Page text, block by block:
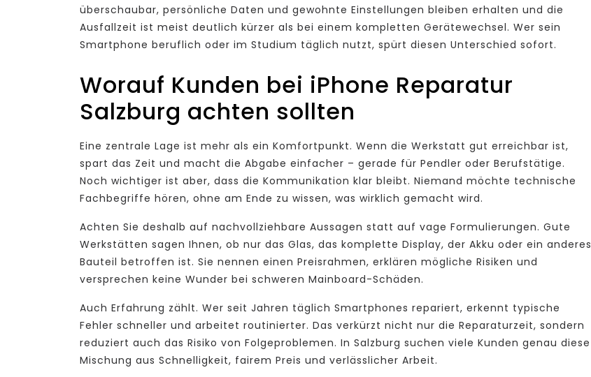
überschaubar, persönliche Daten und gewohnte Einstellungen bleiben erhalten und die
Ausfallzeit ist meist deutlich kürzer als bei einem kompletten Gerätewechsel. Wer sein
Smartphone beruflich oder im Studium täglich nutzt, spürt diesen Unterschied sofort.
Worauf Kunden bei iPhone Reparatur
Salzburg achten sollten
Eine zentrale Lage ist mehr als ein Komfortpunkt. Wenn die Werkstatt gut erreichbar ist,
spart das Zeit und macht die Abgabe einfacher – gerade für Pendler oder Berufstätige.
Noch wichtiger ist aber, dass die Kommunikation klar bleibt. Niemand möchte technische
Fachbegriffe hören, ohne am Ende zu wissen, was wirklich gemacht wird.
Achten Sie deshalb auf nachvollziehbare Aussagen statt auf vage Formulierungen. Gute
Werkstätten sagen Ihnen, ob nur das Glas, das komplette Display, der Akku oder ein anderes
Bauteil betroffen ist. Sie nennen einen Preisrahmen, erklären mögliche Risiken und
versprechen keine Wunder bei schweren Mainboard-Schäden.
Auch Erfahrung zählt. Wer seit Jahren täglich Smartphones repariert, erkennt typische
Fehler schneller und arbeitet routinierter. Das verkürzt nicht nur die Reparaturzeit, sondern
reduziert auch das Risiko von Folgeproblemen. In Salzburg suchen viele Kunden genau diese
Mischung aus Schnelligkeit, fairem Preis und verlässlicher Arbeit.